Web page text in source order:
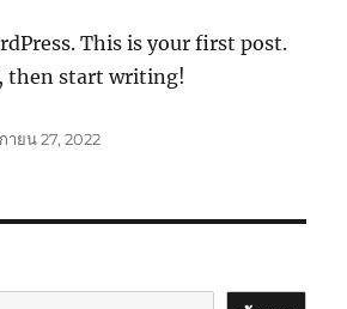
This is your first post.
then start writing!
ายน 27, 2022